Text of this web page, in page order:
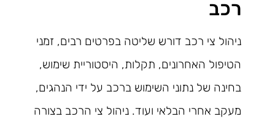
רכב
ניהול צי רכב דורש שליטה בפרטים רבים, זמני
הטיפול האחרונים, תקלות, היסטוריית שימוש,
בחינה של נתוני השימוש ברכב על ידי הנהגים,
מעקב אחרי הבלאי ועוד. ניהול צי הרכב בצורה